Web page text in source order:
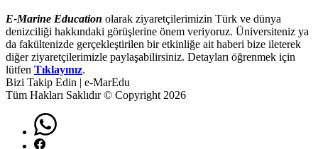
E-Marine Education olarak ziyaretçilerimizin Türk ve dünya
denizciliği hakkındaki görüşlerine önem veriyoruz. Üniversiteniz ya
da fakültenizde gerçekleştirilen bir etkinliğe ait haberi bize ileterek
diğer ziyaretçilerimizle paylaşabilirsiniz. Detayları öğrenmek için
lütfen Tıklayınız.
Bizi Takip Edin | e-MarEdu
Tüm Hakları Saklıdır © Copyright 2026